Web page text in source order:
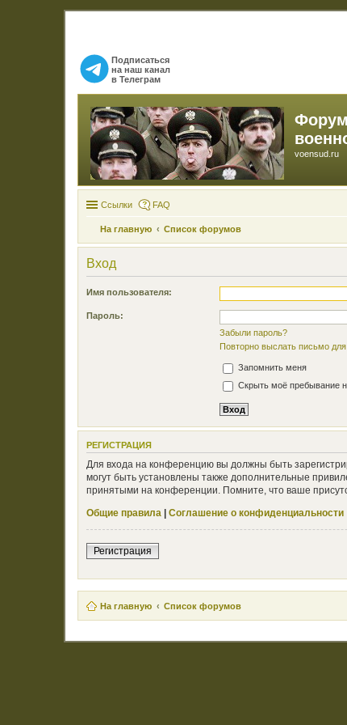
Подписаться
на наш канал
в Телеграм
voensud.ru
Ссылки FAQ
На главную Список форумов
Вход
Имя пользователя:
Пароль:
Забыли пароль?
Повторно выслать письмо для
Запомнить меня
Скрыть моё пребывание
РЕГИСТРАЦИЯ
Для входа на конференцию вы должны быть
могут быть установлены также дополнительные
принятыми на конференции. Помните, что ваше
Общие правила | Соглашение о конфиденциальности
Регистрация
На главную Список форумов